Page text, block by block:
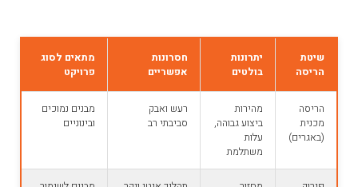
שיטת
הריסה
יתרונות
בולטים
חסרונות
אפשריים
מתאים לסוג
פרויקט
הריסה
מכנית
(באגרים)
מהירות
ביצוע גבוהה,
עלות
משתלמת
רעש ואבק
סביבתי רב
מבנים נמוכים
ובינוניים